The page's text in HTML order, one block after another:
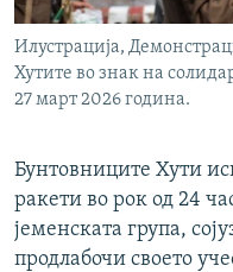
Илустрација,
Хутите во знак на
27 март 2026 година.
Бунтовниците Хути
ракети во рок од 24
јеменската група,
продлабочи своето